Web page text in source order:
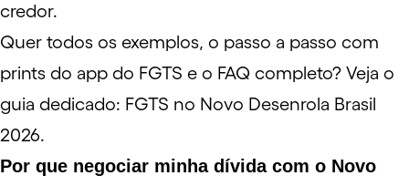
credor.
Quer todos os exemplos, o passo a passo com
prints do app do FGTS e o FAQ completo? Veja o
guia dedicado: FGTS no Novo Desenrola Brasil
2026.
Por que negociar minha dívida com o Novo